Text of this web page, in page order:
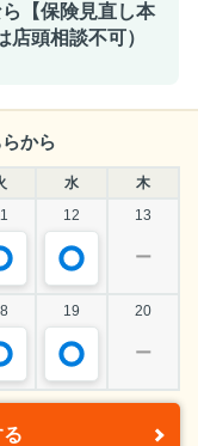
【保険見直し本
頭相談不可）
から
水
木
12 13
ー
19 20
ー